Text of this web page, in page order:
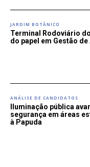
JARDIM BOTÂNICO
Terminal Rodoviário
do papel em Gestão
ANÁLISE DE CANDIDATOS
Iluminação pública
segurança em áreas
à Papuda